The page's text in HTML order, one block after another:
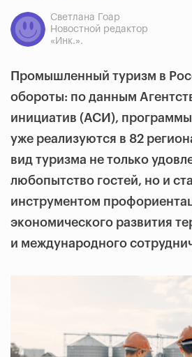
Светлана Гоар
Новостной редактор
«Инк.».
Промышленный туризм в
обороты: по данным
инициатив (АСИ), программы
уже реализуются в 82
вид туризма не только
любопытство гостей, но и
инструментом
экономического развития
и международного